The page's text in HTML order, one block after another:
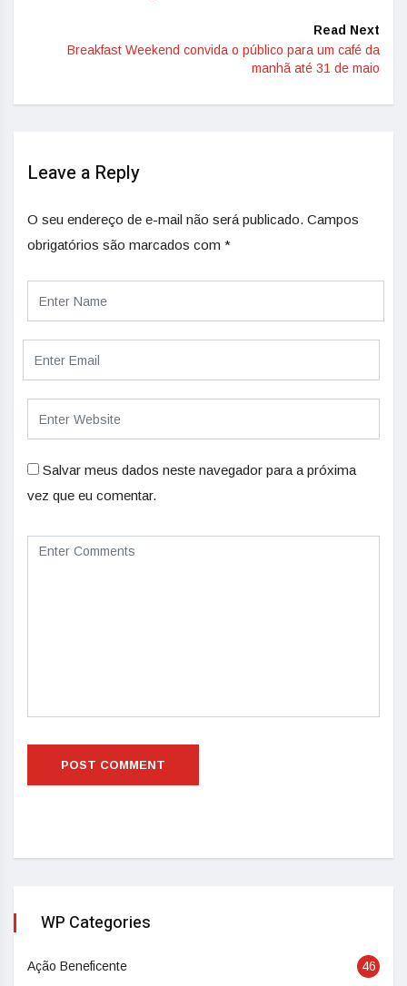
Read Next
Breakfast Weekend convida o público para um café da
manhã até 31 de maio
Leave a Reply
O seu endereço de e-mail não será publicado. Campos
obrigatórios são marcados com *
Salvar meus dados neste navegador para a próxima
vez que eu comentar.
WP Categories
Ação Beneficente 46